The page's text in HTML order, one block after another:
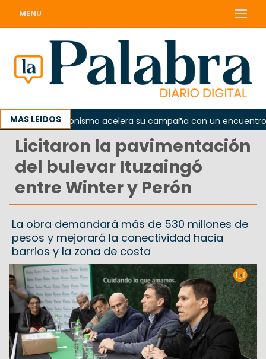
MENU
MAS LEIDOS
El peronismo acelera su campaña con un encuentro
Licitaron la pavimentación
del bulevar Ituzaingó
entre Winter y Perón
La obra demandará más de 530 millones de
pesos y mejorará la conectividad hacia
barrios y la zona de costa